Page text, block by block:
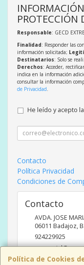
Política de Cookies
PROTECCIÓN
Responsable: GECD
Finalidad: Responder las
información solicitada;
Destinatarios: Solo se
Derechos: Acceder,
indica en la información
consultar la información
de Privacidad
He leído y acepto la
Contacto
Política Privacidad
Condiciones de
Contacto
AVDA. JOSE
06011 Badajoz,
924229925